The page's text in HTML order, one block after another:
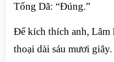
Tống Dã: “Đúng.”
Để kích thích anh, Lâm
thoại dài sáu mươi